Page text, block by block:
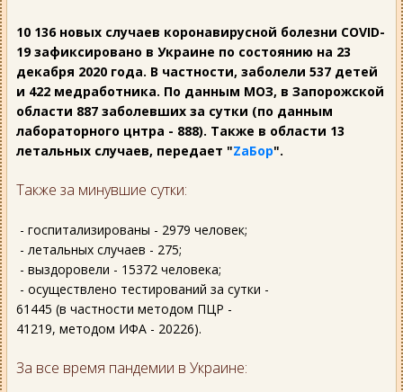
10 136 новых случаев коронавирусной болезни COVID-
19 зафиксировано в Украине по состоянию на 23
декабря 2020 года. В частности, заболели 537 детей
и 422 медработника. По данным МОЗ, в Запорожской
области 887 заболевших за сутки (по данным
лабораторного цнтра - 888). Также в области 13
летальных случаев, передает "ZаБор".
Также за минувшие сутки:
- госпитализированы - 2979 человек;
- летальных случаев - 275;
- выздоровели - 15372 человека;
- осуществлено тестирований за сутки -
61445 (в частности методом ПЦР -
41219, методом ИФА - 20226).
За все время пандемии в Украине: